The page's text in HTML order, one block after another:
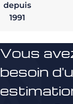
depuis
1991
Vous
besoin